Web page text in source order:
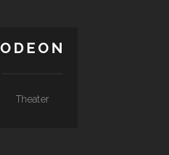
ODEON
Theater